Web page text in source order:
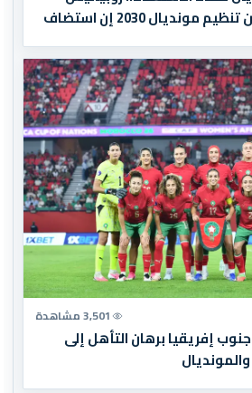
يطالب بالانسحاب من تنظيم مونديال 2030 إن استضاف
3,501 مشاهدة
إفريقيا برهان التأهل إلى